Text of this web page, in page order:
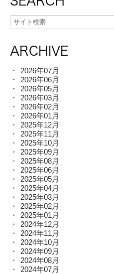
ARCHIVE
2026年07月
2026年06月
2026年05月
2026年03月
2026年02月
2026年01月
2025年12月
2025年11月
2025年10月
2025年09月
2025年08月
2025年06月
2025年05月
2025年04月
2025年03月
2025年02月
2025年01月
2024年12月
2024年11月
2024年10月
2024年09月
2024年08月
2024年07月